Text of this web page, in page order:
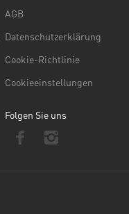
AGB
Datenschutzerklärung
Cookie-Richtlinie
Cookieeinstellungen
Folgen Sie uns